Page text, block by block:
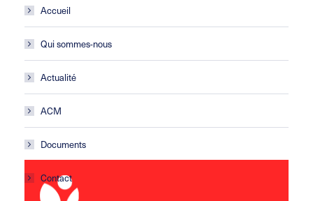
Accueil
Qui sommes-nous
Actualité
ACM
Documents
Contact